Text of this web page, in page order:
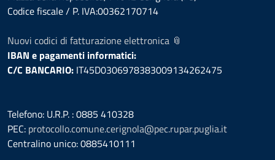
Codice fiscale / P. IVA:00362170714
Nuovi codici di fatturazione elettronica 📎
IBAN e pagamenti informatici:
C/C BANCARIO: IT45D0306978383009134262475
Telefono: U.R.P. : 0885 410328
PEC: protocollo.comune.cerignola@pec.rupar.puglia.it
Centralino unico: 0885410111